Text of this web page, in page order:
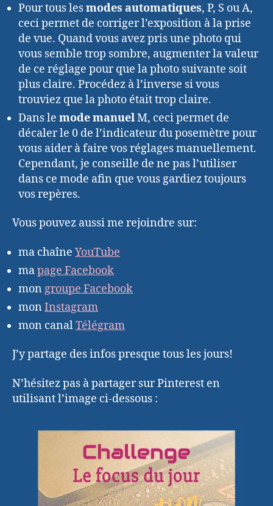
Pour tous lesmodes automatiques, P, S ou A,
ceci permet de corriger l’exposition à la prise
de vue. Quand vous avez pris une photo qui
vous semble trop sombre, augmenter la valeur
de ce réglage pour que la photo suivante soit
plus claire. Procédez à l’inverse si vous
trouviez que la photo était trop claire.
Dans le mode manuelM, ceci permet de
décaler le 0 de l’indicateur du posemètre pour
vous aider à faire vos réglages manuellement.
Cependant, je conseille de ne pas l’utiliser
dans ce mode afin que vous gardiez toujours
vos repères.
Vous pouvez aussi me rejoindre sur:
ma chaîne YouTube
mapage Facebook
mon groupe Facebook
mon Instagram
mon canalTélégram
J’y partage des infos presque tous les jours!
N’hésitez pas à partager sur Pinterest en
utilisant l’image ci-dessous :